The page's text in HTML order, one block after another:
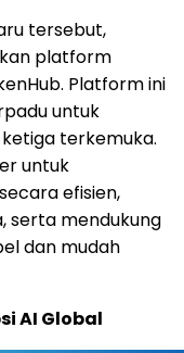
tersebut,
platform
Platform ini
untuk
terkemuka.
untuk
efisien,
serta mendukung
dan mudah
AI Global